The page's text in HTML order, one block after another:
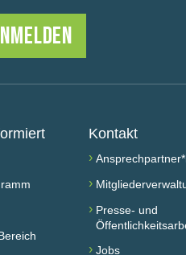
Kontakt
›
›
› Presse- und
› Jobs